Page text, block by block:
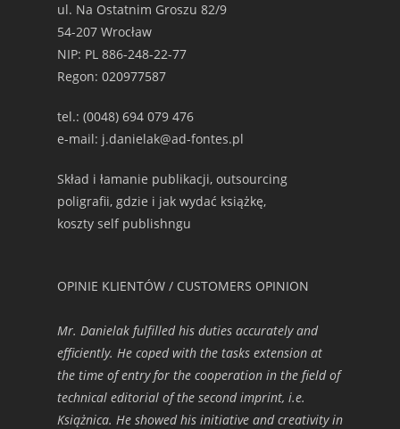
ul. Na Ostatnim Groszu 82/9
54-207 Wrocław
NIP: PL 886-248-22-77
Regon: 020977587
tel.: (0048) 694 079 476
e-mail: j.danielak@ad-fontes.pl
Skład i łamanie publikacji, outsourcing
poligrafii, gdzie i jak wydać książkę,
koszty self publishngu
OPINIE KLIENTÓW / CUSTOMERS OPINION
Mr. Danielak fulfilled his duties accurately and
efficiently. He coped with the tasks extension at
the time of entry for the cooperation in the field of
technical editorial of the second imprint, i.e.
Książnica. He showed his initiative and creativity in